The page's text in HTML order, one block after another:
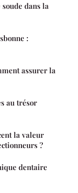
dans la
:
assurer la
au trésor
la valeur
?
dentaire